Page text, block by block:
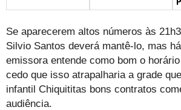
Se aparecerem altos números às
Silvio Santos deverá mantê-lo, mas
emissora entende como bom o
cedo que isso atrapalharia a grade
infantil Chiquititas bons contratos
audiência.